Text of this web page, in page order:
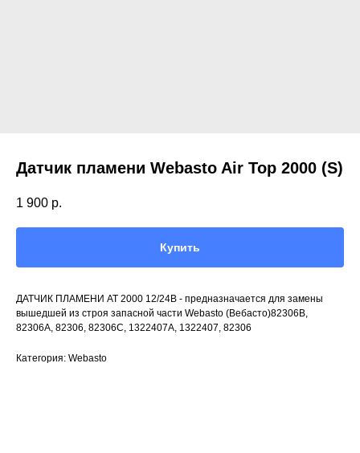
Датчик пламени Webasto Air Top 2000 (S)
1 900 р.
Купить
ДАТЧИК ПЛАМЕНИ AT 2000 12/24В - предназначается для замены
вышедшей из строя запасной части Webasto (Вебасто)82306B,
82306A, 82306, 82306C, 1322407A, 1322407, 82306
Категория: Webasto